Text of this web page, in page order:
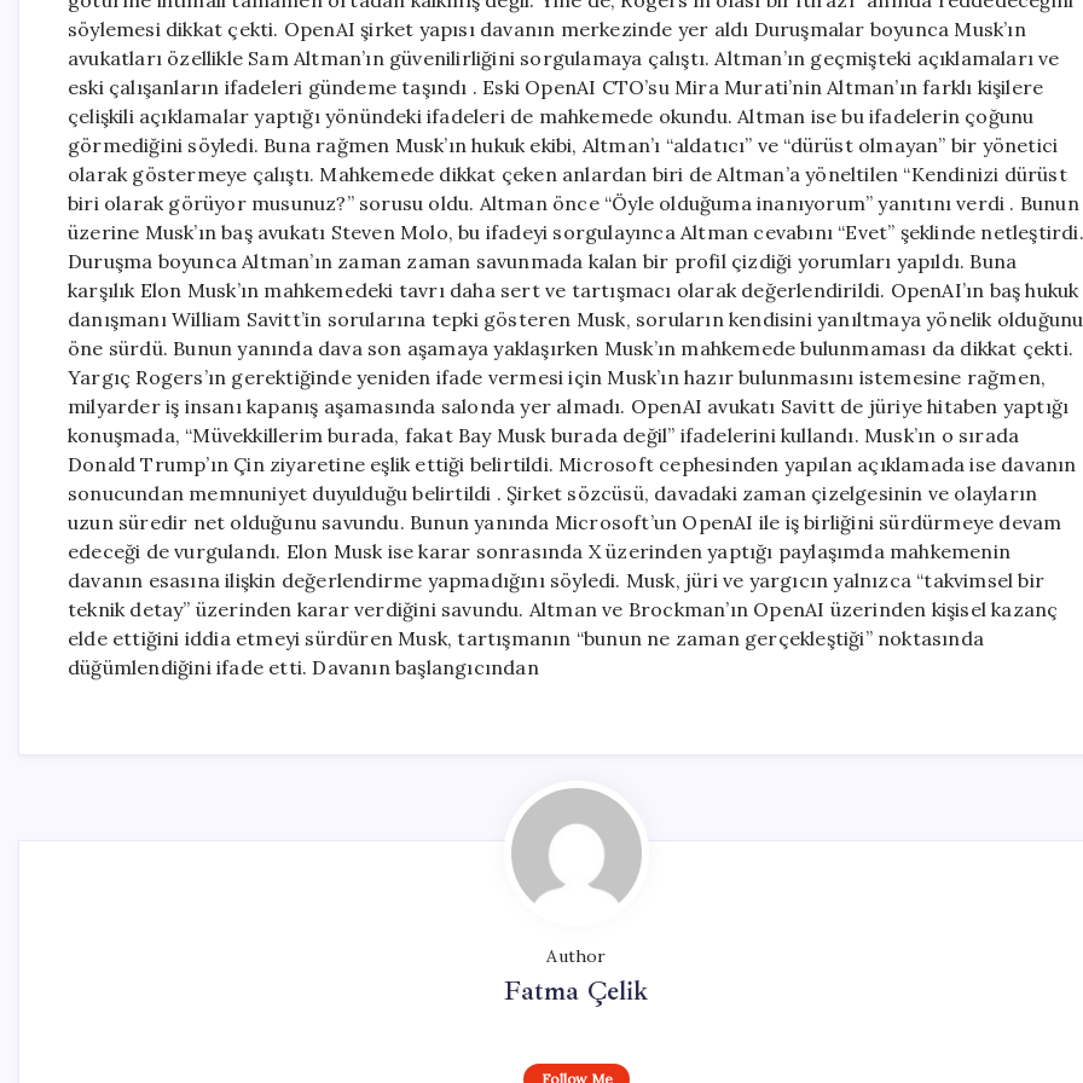
söylemesi dikkat çekti. OpenAI şirket yapısı davanın merkezinde yer aldı Duruşmalar boyunca Musk’ın
avukatları özellikle Sam Altman’ın güvenilirliğini sorgulamaya çalıştı. Altman’ın geçmişteki açıklamaları ve
eski çalışanların ifadeleri gündeme taşındı . Eski OpenAI CTO’su Mira Murati’nin Altman’ın farklı kişilere
çelişkili açıklamalar yaptığı yönündeki ifadeleri de mahkemede okundu. Altman ise bu ifadelerin çoğunu
görmediğini söyledi. Buna rağmen Musk’ın hukuk ekibi, Altman’ı “aldatıcı” ve “dürüst olmayan” bir yönetici
olarak göstermeye çalıştı. Mahkemede dikkat çeken anlardan biri de Altman’a yöneltilen “Kendinizi dürüst
biri olarak görüyor musunuz?” sorusu oldu. Altman önce “Öyle olduğuma inanıyorum” yanıtını verdi . Bunun
üzerine Musk’ın baş avukatı Steven Molo, bu ifadeyi sorgulayınca Altman cevabını “Evet” şeklinde netleştirdi.
Duruşma boyunca Altman’ın zaman zaman savunmada kalan bir profil çizdiği yorumları yapıldı. Buna
karşılık Elon Musk’ın mahkemedeki tavrı daha sert ve tartışmacı olarak değerlendirildi. OpenAI’ın baş hukuk
danışmanı William Savitt’in sorularına tepki gösteren Musk, soruların kendisini yanıltmaya yönelik olduğunu
öne sürdü. Bunun yanında dava son aşamaya yaklaşırken Musk’ın mahkemede bulunmaması da dikkat çekti.
Yargıç Rogers’ın gerektiğinde yeniden ifade vermesi için Musk’ın hazır bulunmasını istemesine rağmen,
milyarder iş insanı kapanış aşamasında salonda yer almadı. OpenAI avukatı Savitt de jüriye hitaben yaptığı
konuşmada, “Müvekkillerim burada, fakat Bay Musk burada değil” ifadelerini kullandı. Musk’ın o sırada
Donald Trump’ın Çin ziyaretine eşlik ettiği belirtildi. Microsoft cephesinden yapılan açıklamada ise davanın
sonucundan memnuniyet duyulduğu belirtildi . Şirket sözcüsü, davadaki zaman çizelgesinin ve olayların
uzun süredir net olduğunu savundu. Bunun yanında Microsoft’un OpenAI ile iş birliğini sürdürmeye devam
edeceği de vurgulandı. Elon Musk ise karar sonrasında X üzerinden yaptığı paylaşımda mahkemenin
davanın esasına ilişkin değerlendirme yapmadığını söyledi. Musk, jüri ve yargıcın yalnızca “takvimsel bir
teknik detay” üzerinden karar verdiğini savundu. Altman ve Brockman’ın OpenAI üzerinden kişisel kazanç
elde ettiğini iddia etmeyi sürdüren Musk, tartışmanın “bunun ne zaman gerçekleştiği” noktasında
düğümlendiğini ifade etti. Davanın başlangıcından
Author
Fatma Çelik
Follow Me